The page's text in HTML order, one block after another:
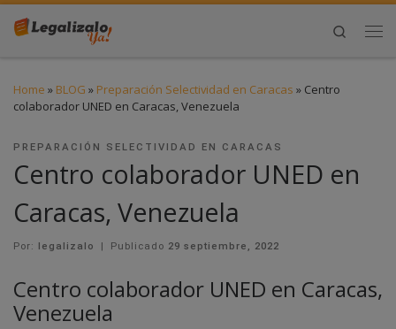
Search
Home » BLOG » Preparación Selectividad en Caracas » Centro
colaborador UNED en Caracas, Venezuela
PREPARACIÓN SELECTIVIDAD EN CARACAS
Centro colaborador UNED en
Caracas, Venezuela
Por: legalizalo | Publicado 29 septiembre, 2022
Centro colaborador UNED en Caracas,
Venezuela